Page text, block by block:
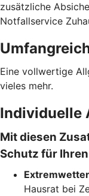
zusätzliche
Notfallservice
Eine vollwertige
vieles mehr.
Individuelle
Mit diesen
Schutz für
Hausrat bei